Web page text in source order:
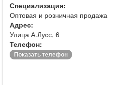
Специализация:
Оптовая и розничная продажа
Адрес:
Улица А.Лусс, 6
Телефон:
Показать телефон